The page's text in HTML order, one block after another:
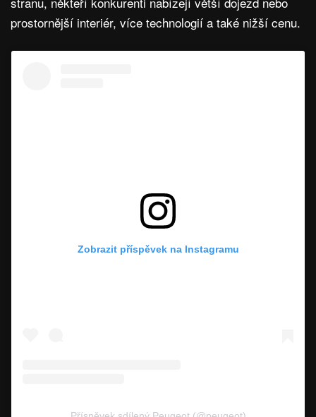
prostornější interiér, více technologií a také nižší cenu.
Zobrazit příspěvek na Instagramu